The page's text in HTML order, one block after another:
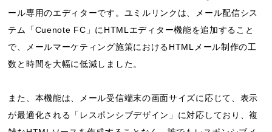
ール専用のエディターです。ユミルリンクは、メール配信シス
テム「Cuenote FC」にHTMLエディター機能を追加すること
で、メールマーケティング施策におけるHTMLメール制作の工
数と時間を大幅に低減しました。
また、本機能は、メール受信端末の画面サイズに応じて、表示
が最適化される「レスポンシブデザイン」に対応しており、複